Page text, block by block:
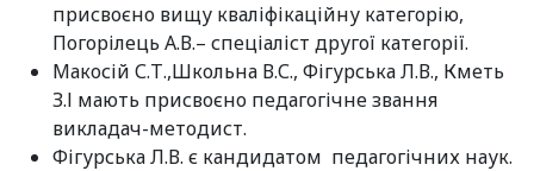
присвоєно вищу кваліфікаційну категорію,
Погорілець А.В.– спеціаліст другої категорії.
Макосій С.Т.,Школьна В.С., Фігурська Л.В., Кметь
З.І мають присвоєно педагогічне звання
викладач-методист.
Фігурська Л.В. є кандидатом педагогічних наук.